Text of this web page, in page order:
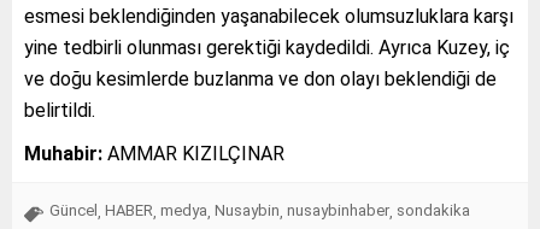
esmesi beklendiğinden yaşanabilecek olumsuzluklara karşı
yine tedbirli olunması gerektiği kaydedildi. Ayrıca Kuzey, iç
ve doğu kesimlerde buzlanma ve don olayı beklendiği de
belirtildi.
Muhabir: AMMAR KIZILÇINAR
Güncel , HABER, medya, Nusaybin, nusaybinhaber, sondakika